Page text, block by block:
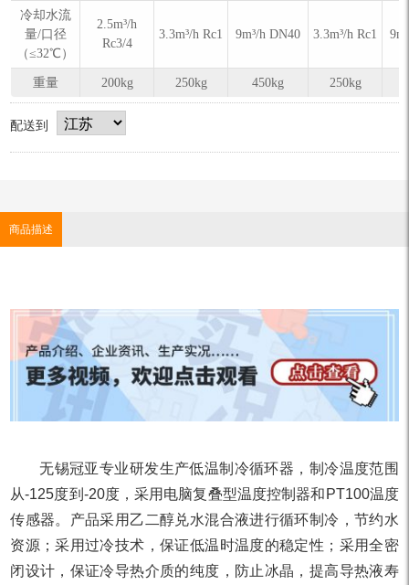
冷却水流
量/口径
（≤32℃）
2.5m³/h
Rc3/4
3.3m³/h Rc1 9m³/h DN40 3.3m³/h Rc1
重量 200kg 250kg 450kg 250kg
配送到
商品描述
无锡冠亚专业研发生产低温制冷循环器，制冷温度范围
从-125度到-20度，采用电脑复叠型温度控制器和PT100温度
传感器。产品采用乙二醇兑水混合液进行循环制冷，节约水
资源；采用过冷技术，保证低温时温度的稳定性；采用全密
闭设计，保证冷导热介质的纯度，防止冰晶，提高导热液寿